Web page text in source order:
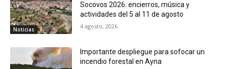
Noticias
Socovos 2026: encierros, música y
actividades del 5 al 11 de agosto
4 agosto, 2026
Importante despliegue para sofocar un
incendio forestal en Ayna